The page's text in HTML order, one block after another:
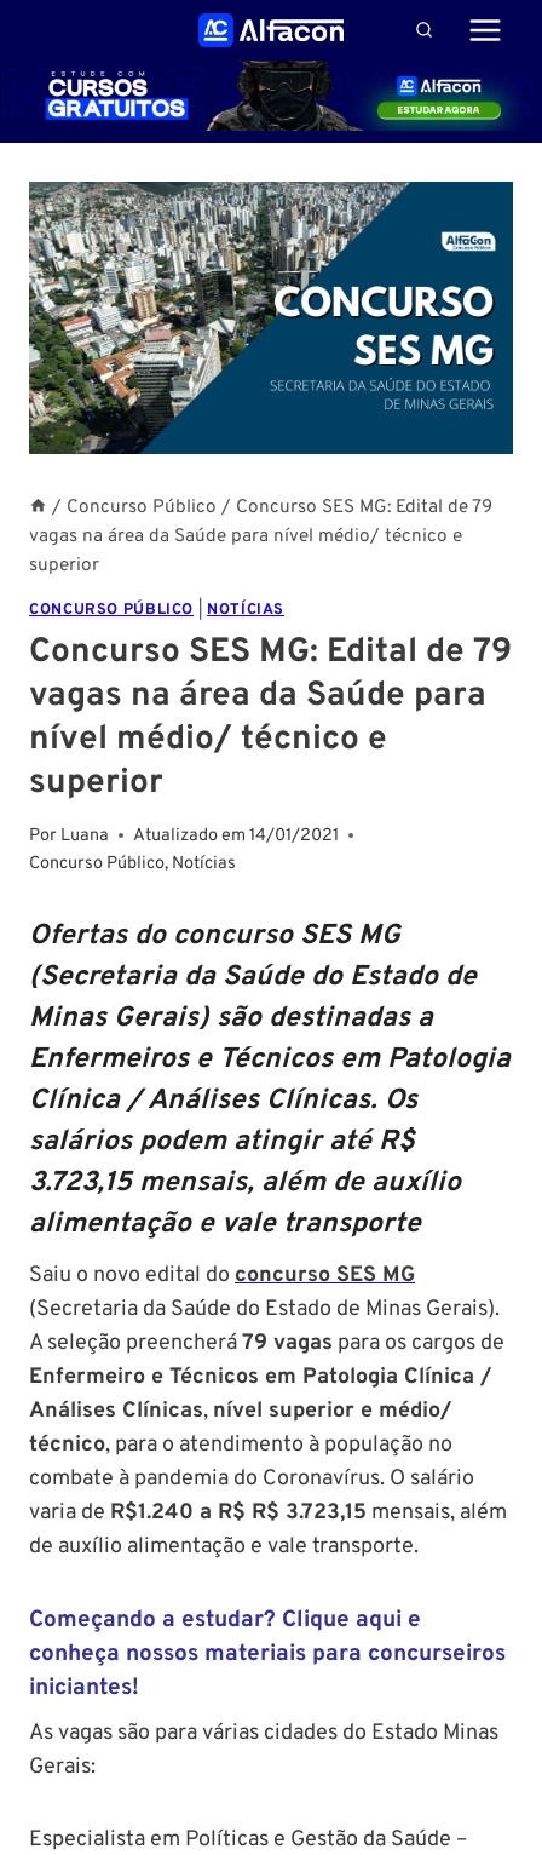
Conteúdo
/ Concurso Público / Concurso SES MG: Edital de 79
vagas na área da Saúde para nível médio/ técnico e
superior
CONCURSO PÚBLICO NOTÍCIAS
Concurso SES MG: Edital de 79
vagas na área da Saúde para
nível médio/ técnico e
superior
Por Luana Atualizado em 14/01/2021
Concurso Público, Notícias
Ofertas do concurso SES MG
(Secretaria da Saúde do Estado de
Minas Gerais) são destinadas a
Enfermeiros e Técnicos em Patologia
Clínica / Análises Clínicas. Os
salários podem atingir até R$
3.723,15 mensais, além de auxílio
alimentação e vale transporte
Saiu o novo edital do concurso SES MG
(Secretaria da Saúde do Estado de Minas Gerais).
A seleção preencherá79 vagas para os cargos de
Enfermeiro e Técnicos em Patologia Clínica /
Análises Clínicas, nível superior e médio/
técnico, para o atendimento à população no
combate à pandemia do Coronavírus. O salário
varia de R$1.240 a R$ R$ 3.723,15 mensais, além
de auxílio alimentação e vale transporte.
Começando a estudar? Clique aqui e
conheça nossos materiais para concurseiros
iniciantes!
As vagas são para várias cidades do Estado Minas
Gerais:
Especialista em Políticas e Gestão da Saúde –